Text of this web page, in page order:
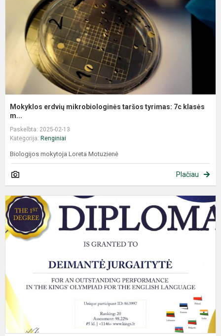
Mokyklos erdvių mikrobiologinės taršos tyrimas: 7c klasės
m...
Paskelbta: 2025-02-13
Kategorija: Renginiai
Biologijos mokytoja Loreta Motuzienė
Plačiau